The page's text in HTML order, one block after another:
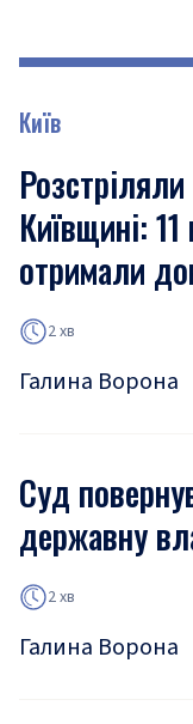
Київ
Київщині:
отримали
2 хв
Галина Ворона
Суд
державну
2 хв
Галина Ворона